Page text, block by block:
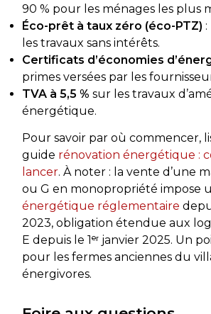
90 % pour les ménages les plus
Éco-prêt à taux zéro (éco-PTZ)
les travaux sans intérêts.
Certificats d’économies
primes versées par les
TVA à 5,5 % sur les travaux
énergétique.
Pour savoir par où commencer,
guide rénovation énergétique :
lancer. À noter : la vente d’une
ou G en monopropriété impose
énergétique réglementaire
2023, obligation étendue aux
E depuis le 1ᵉʳ janvier 2025. Un
pour les fermes anciennes du
énergivores.